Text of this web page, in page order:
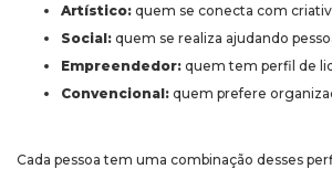
Artístico: quem se conecta com
Social: quem se realiza ajudando
Empreendedor: quem tem perfil de
Convencional: quem prefere
Cada pessoa tem uma combinação desses